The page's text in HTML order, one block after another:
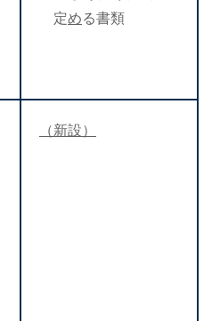
定める書類
（新設）